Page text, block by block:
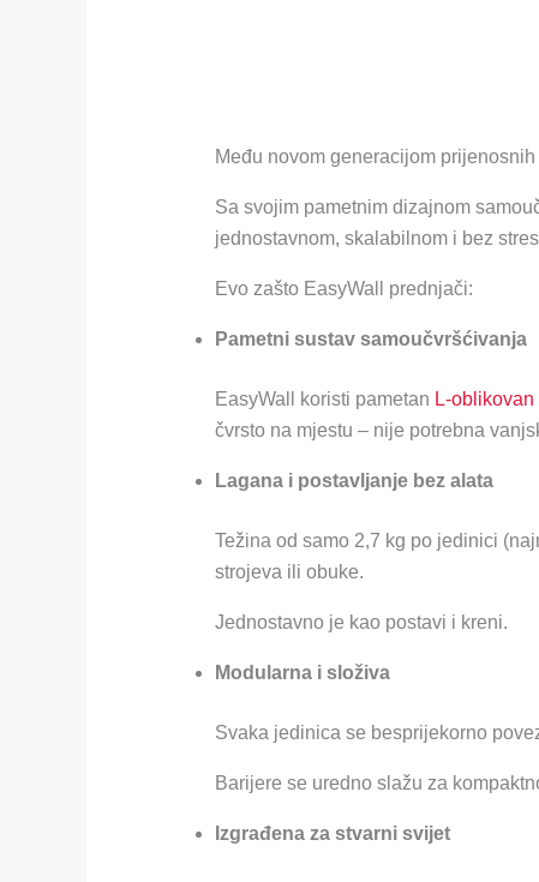
Među novom generacijom
Sa svojim pametnim dizajnom
jednostavnom, skalabilnom i bez
Evo zašto EasyWall prednjači:
Pametni sustav samoučvršćivanja
EasyWall koristi pametan L-
čvrsto na mjestu – nije potrebna
Lagana i postavljanje bez alata
Težina od samo 2,7 kg po jedinici
strojeva ili obuke.
Jednostavno je kao postavi i kreni.
Modularna i složiva
Svaka jedinica se besprijekorno
Barijere se uredno slažu za
Izgrađena za stvarni svijet